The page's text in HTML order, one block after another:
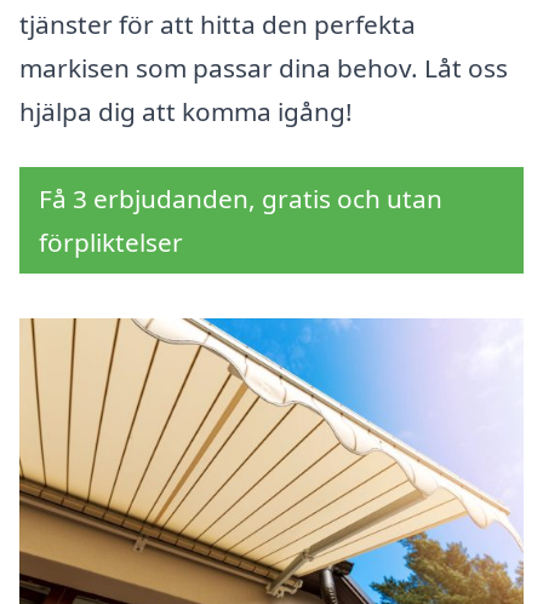
tjänster för att hitta den perfekta
markisen som passar dina behov. Låt oss
hjälpa dig att komma igång!
Få 3 erbjudanden, gratis och utan
förpliktelser